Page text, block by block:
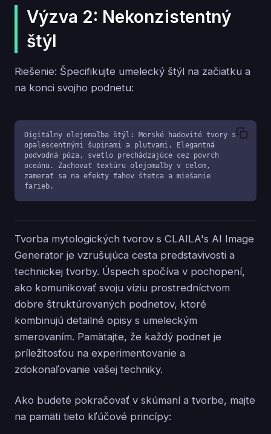
Výzva 2: Nekonzistentný
štýl
Riešenie: Špecifikujte umelecký štýl na začiatku a
na konci svojho podnetu:
Digitálny olejomaľba štýl: Morské hadovité tvory s
opalescentnými šupinami a plutvami. Elegantná
podvodná póza, svetlo prechádzajúce cez povrch
oceánu. Zachovať textúru olejomaľby v celom,
zamerať sa na efekty ťahov štetca a miešanie
farieb.
Tvorba mytologických tvorov s CLAILA's AI Image
Generator je vzrušujúca cesta predstavivosti a
technickej tvorby. Úspech spočíva v pochopení,
ako komunikovať svoju víziu prostredníctvom
dobre štruktúrovaných podnetov, ktoré
kombinujú detailné opisy s umeleckým
smerovaním. Pamätajte, že každý podnet je
príležitosťou na experimentovanie a
zdokonaľovanie vašej techniky.
Ako budete pokračovať v skúmaní a tvorbe, majte
na pamäti tieto kľúčové princípy: